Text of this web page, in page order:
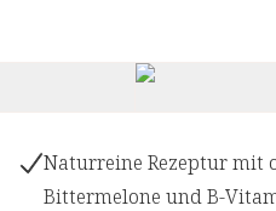
Naturreine Rezeptur mit
Bittermelone und B-